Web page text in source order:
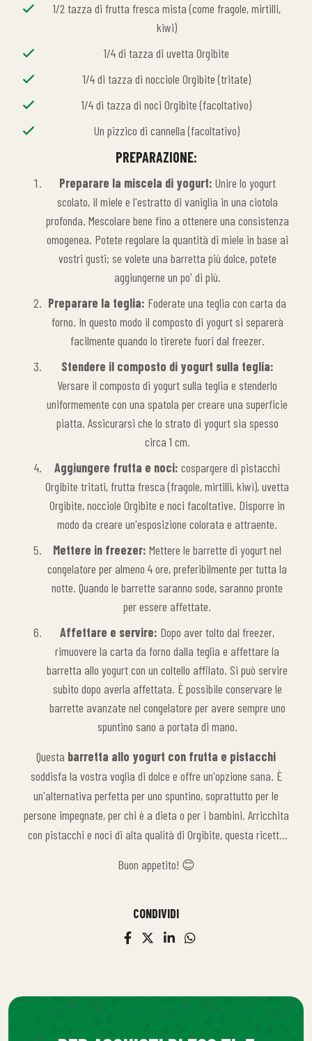
1/2 tazza di frutta fresca mista (come fragole, mirtilli,
kiwi)
1/4 di tazza di uvetta Orgibite
1/4 di tazza di nocciole Orgibite (tritate)
1/4 di tazza di noci Orgibite (facoltativo)
Un pizzico di cannella (facoltativo)
PREPARAZIONE:
Preparare la miscela di yogurt: Unire lo yogurt
scolato, il miele e l'estratto di vaniglia in una ciotola
profonda. Mescolare bene fino a ottenere una consistenza
omogenea. Potete regolare la quantità di miele in base ai
vostri gusti; se volete una barretta più dolce, potete
aggiungerne un po' di più.
Preparare la teglia: Foderate una teglia con carta da
forno. In questo modo il composto di yogurt si separerà
facilmente quando lo tirerete fuori dal freezer.
Stendere il composto di yogurt sulla teglia:
Versare il composto di yogurt sulla teglia e stenderlo
uniformemente con una spatola per creare una superficie
piatta. Assicurarsi che lo strato di yogurt sia spesso
circa 1 cm.
Aggiungere frutta e noci: cospargere di pistacchi
Orgibite tritati, frutta fresca (fragole, mirtilli, kiwi), uvetta
Orgibite, nocciole Orgibite e noci facoltative. Disporre in
modo da creare un'esposizione colorata e attraente.
Mettere in freezer: Mettere le barrette di yogurt nel
congelatore per almeno 4 ore, preferibilmente per tutta la
notte. Quando le barrette saranno sode, saranno pronte
per essere affettate.
Affettare e servire: Dopo aver tolto dal freezer,
rimuovere la carta da forno dalla teglia e affettare la
barretta allo yogurt con un coltello affilato. Si può servire
subito dopo averla affettata. È possibile conservare le
barrette avanzate nel congelatore per avere sempre uno
spuntino sano a portata di mano.
Questa barretta allo yogurt con frutta e pistacchi
soddisfa la vostra voglia di dolce e offre un'opzione sana. È
un'alternativa perfetta per uno spuntino, soprattutto per le
persone impegnate, per chi è a dieta o per i bambini. Arricchita
con pistacchi e noci di alta qualità di Orgibite, questa ricetta
Buon appetito! 😊
CONDIVIDI